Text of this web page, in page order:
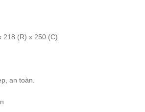
218 (R) x 250 (C)
an toàn.